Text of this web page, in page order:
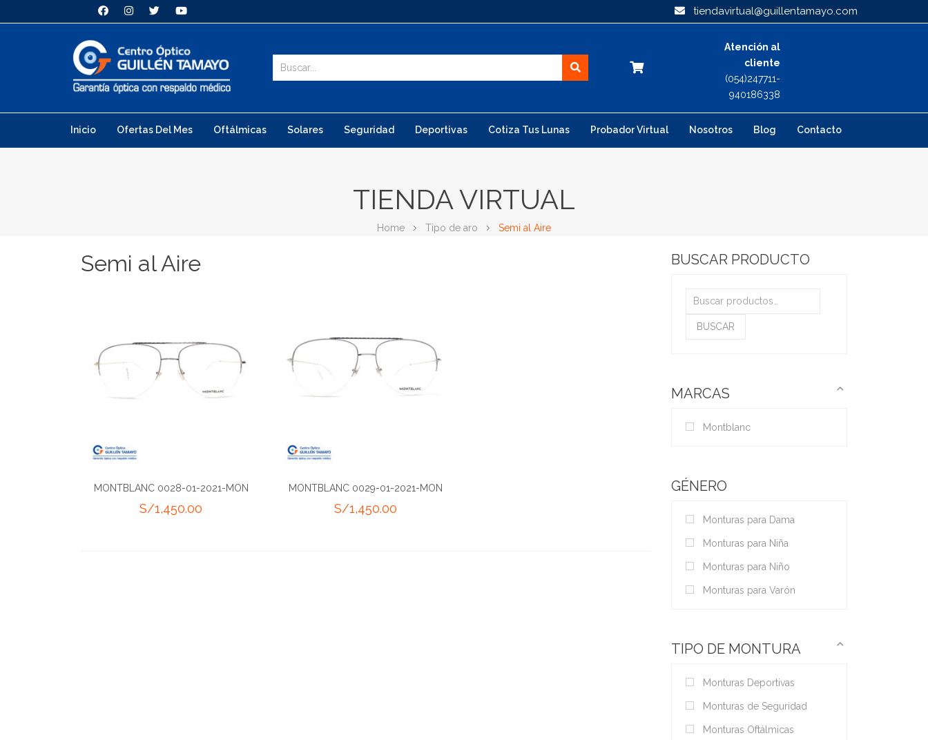
tiendavirtual@guillentamayo.com
Atención al
cliente
(054)247711-
940186338
Inicio Ofertas Del Mes Oftálmicas Solares Seguridad Deportivas Cotiza Tus Lunas Probador Virtual Nosotros Blog Contacto
TIENDA VIRTUAL
Home Tipo de aro Semi al Aire
Semi al Aire
MONTBLANC 0028-01-2021-MON
S/1,450.00
MONTBLANC 0029-01-2021-MON
S/1,450.00
BUSCAR PRODUCTO
Buscar
BUSCAR
MARCAS
Montblanc
GÉNERO
Monturas para Dama
Monturas para Niña
Monturas para Niño
Monturas para Varón
TIPO DE MONTURA
Monturas Deportivas
Monturas de Seguridad
Monturas Oftálmicas